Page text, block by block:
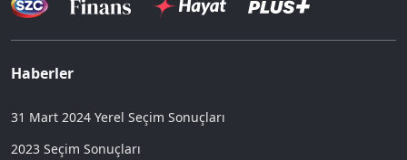
Haberler
31 Mart 2024 Yerel Seçim Sonuçları
2023 Seçim Sonuçları